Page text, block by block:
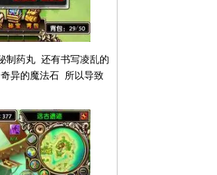
制药丸 还有书写凌乱的
异的魔法石 所以导致